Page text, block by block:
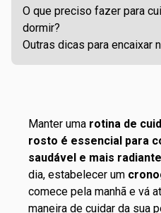
O que preciso fazer para
dormir?
Outras dicas para encaixar
Manter uma rotina de
rosto é essencial para
saudável e mais radiante
dia, estabelecer um
comece pela manhã e vá
maneira de cuidar da sua